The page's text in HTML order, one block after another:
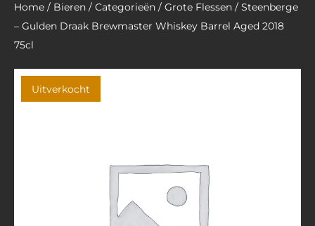
Home / Bieren / Categorieën / Grote Flessen / Steenberge
– Gulden Draak Brewmaster Whiskey Barrel Aged 2018
75cl
Uitverkocht